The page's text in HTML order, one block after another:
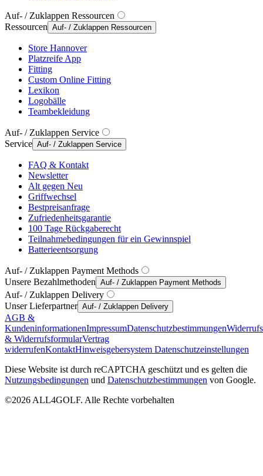
Auf- / Zuklappen Ressourcen
Ressourcen Auf- / Zuklappen Ressourcen
Store Hannover
Platzreife App
Fitting
Custom Online Fitting
Lexikon
Logobälle
Teambekleidung
Auf- / Zuklappen Service
Service Auf- / Zuklappen Service
FAQ & Kontakt
Newsletter
Alt gegen Neu
Griffwechsel
Bestpreisanfrage
Zufriedenheitsgarantie
100 Tage Rückgaberecht
Teilnahmebedingungen für ein Gewinnspiel
Batterieentsorgung
Auf- / Zuklappen Payment Methods
Unsere Bezahlmethoden Auf- / Zuklappen Payment Methods
Auf- / Zuklappen Delivery
Unser Lieferpartner Auf- / Zuklappen Delivery
AGB &
KundeninformationenImpressumDatenschutzbestimmungen
& WiderrufsformularVertrag
widerrufenKontaktHinweisgebersystem Datenschutzeinstellungen
Diese Website ist durch reCAPTCHA geschützt und es gelten die
Nutzungsbedingungen und Datenschutzbestimmungen von Google.
©2026 ALL4GOLF. Alle Rechte vorbehalten